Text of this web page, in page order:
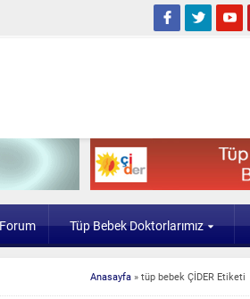
Forum Tüp Bebek Doktorlarımız
Anasayfa » tüp bebek ÇİDER Etiketi